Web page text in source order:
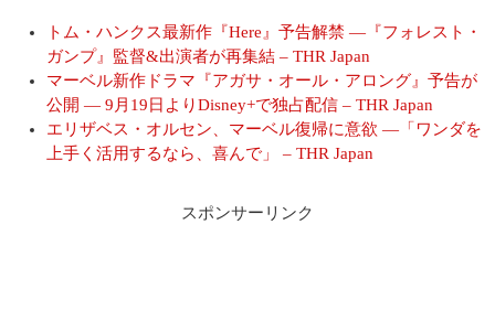
トム・ハンクス最新作『Here』予告解禁 ―『フォレスト・
ガンプ』監督&出演者が再集結 – THR Japan
マーベル新作ドラマ『アガサ・オール・アロング』予告が
公開 ― 9月19日よりDisney+で独占配信 – THR Japan
エリザベス・オルセン、マーベル復帰に意欲 ―「ワンダを
上手く活用するなら、喜んで」 – THR Japan
スポンサーリンク